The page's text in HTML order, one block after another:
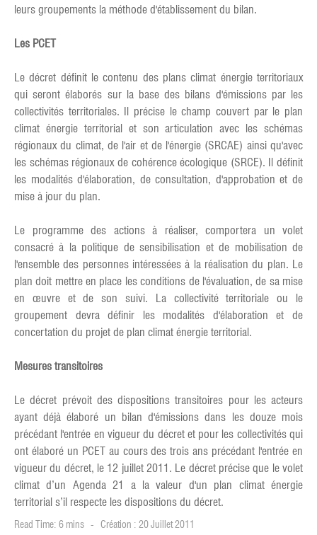
leurs groupements la méthode d'établissement du bilan.
Les PCET
Le décret définit le contenu des plans climat énergie territoriaux
qui seront élaborés sur la base des bilans d'émissions par les
collectivités territoriales. Il précise le champ couvert par le plan
climat énergie territorial et son articulation avec les schémas
régionaux du climat, de l'air et de l'énergie (SRCAE) ainsi qu'avec
les schémas régionaux de cohérence écologique (SRCE). Il définit
les modalités d'élaboration, de consultation, d'approbation et de
mise à jour du plan.
Le programme des actions à réaliser, comportera un volet
consacré à la politique de sensibilisation et de mobilisation de
l'ensemble des personnes intéressées à la réalisation du plan. Le
plan doit mettre en place les conditions de l'évaluation, de sa mise
en œuvre et de son suivi. La collectivité territoriale ou le
groupement devra définir les modalités d'élaboration et de
concertation du projet de plan climat énergie territorial.
Mesures transitoires
Le décret prévoit des dispositions transitoires pour les acteurs
ayant déjà élaboré un bilan d'émissions dans les douze mois
précédant l'entrée en vigueur du décret et pour les collectivités qui
ont élaboré un PCET au cours des trois ans précédant l'entrée en
vigueur du décret, le 12 juillet 2011. Le décret précise que le volet
climat d’un Agenda 21 a la valeur d'un plan climat énergie
territorial s’il respecte les dispositions du décret.
Read Time: 6 mins Création : 20 Juillet 2011